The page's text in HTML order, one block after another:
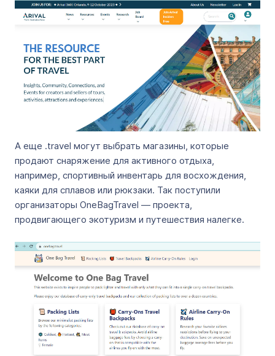
А еще .travel могут выбрать магазины, которые
продают снаряжение для активного отдыха,
например, спортивный инвентарь для восхождения,
каяки для сплавов или рюкзаки. Так поступили
организаторы OneBagTravel — проекта,
продвигающего экотуризм и путешествия налегке.